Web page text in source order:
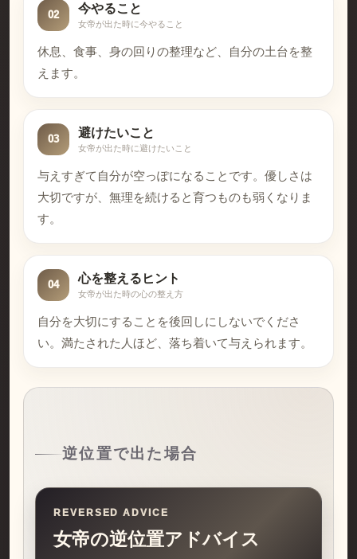
02 今やること
女帝が出た時に今やること
休息、食事、身の回りの整理など、自分の土台を整
えます。
03 避けたいこと
女帝が出た時に避けたいこと
与えすぎて自分が空っぽになることです。優しさは
大切ですが、無理を続けると育つものも弱くなりま
す。
04 心を整えるヒント
女帝が出た時の心の整え方
自分を大切にすることを後回しにしないでくださ
い。満たされた人ほど、落ち着いて与えられます。
逆位置で出た場合
REVERSED ADVICE
女帝の逆位置アドバイス